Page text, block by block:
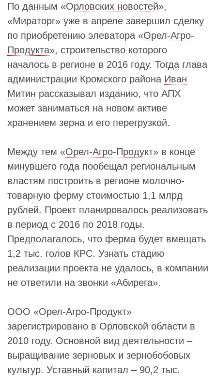
По данным «Орловских новостей»,
«Мираторг» уже в апреле завершил сделку
по приобретению элеватора «Орел-Агро-
Продукта», строительство которого
началось в регионе в 2016 году. Тогда глава
администрации Кромского района Иван
Митин рассказывал изданию, что АПХ
может заниматься на новом активе
хранением зерна и его перегрузкой.
Между тем «Орел-Агро-Продукт» в конце
минувшего года пообещал региональным
властям построить в регионе молочно-
товарную ферму стоимостью 1,1 млрд
рублей. Проект планировалось реализовать
в период с 2016 по 2018 годы.
Предполагалось, что ферма будет вмещать
1,2 тыс. голов КРС. Узнать стадию
реализации проекта не удалось, в компании
не ответили на звонки «Абирега».
ООО «Орел-Агро-Продукт»
зарегистрировано в Орловской области в
2010 году. Основной вид деятельности –
выращивание зерновых и зернобобовых
культур. Уставный капитал – 90,2 тыс.